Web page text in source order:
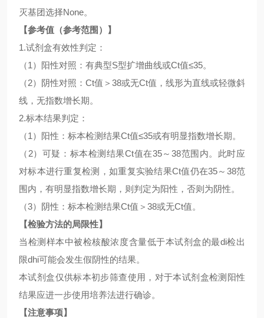
灭基团选择None。
【参考值（参考范围）】
1.试剂盒有效性判定：
（1）阳性对照：有典型S型扩增曲线或Ct值≤35。
（2）阴性对照：Ct值＞38或无Ct值，线形为直线或轻微斜
线，无指数增长期。
2.标本结果判定：
（1）阳性：标本检测结果Ct值≤35或有明显指数增长期。
（ 2）可疑：标本检测结果Ct值在35～38范围内。此时应
对标本进行重复检测，如重复实验结果Ct值仍在35～38范
围内，有明显指数增长期，则判定为阳性，否则为阴性。
（3）阴性：标本检测结果Ct值＞38或无Ct值。
【检验方法的局限性】
当检测样本中被检核酸浓度含量低于本试剂盒的最di检出
限dhi可能会发生假阴性的结果。
本试剂盒仅供标本初步筛查使用，对于本试剂盒检测阳性
结果应进一步使用培养法进行确诊。
【注意事项】